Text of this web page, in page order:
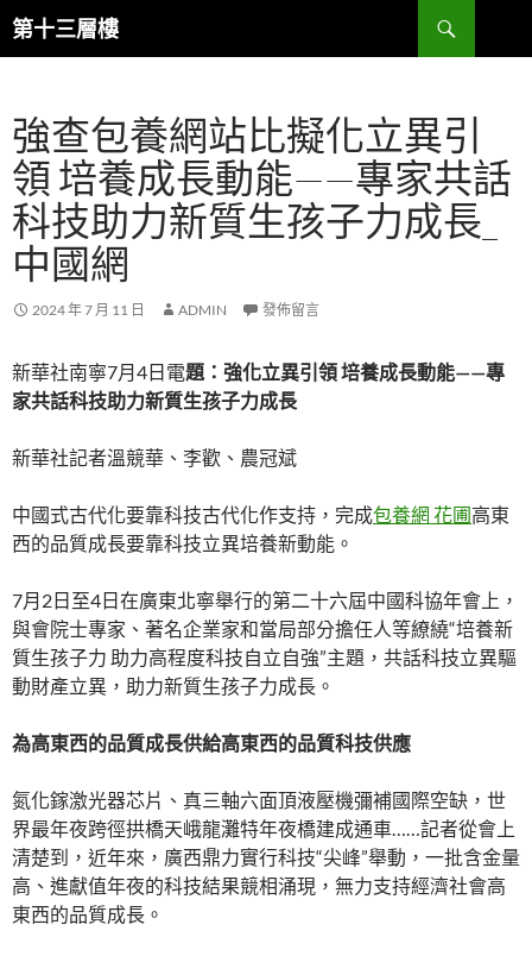
跳
至
內
容
第十三層樓
搜
尋
強查包養網站比擬化立異引
領 培養成長動能——專家共話
科技助力新質生孩子力成長_
中國網
2024 年 7 月 11 日 ADMIN 發佈留言
新華社南寧7月4日電題：強化立異引領 培養成長動能——專
家共話科技助力新質生孩子力成長
新華社記者溫競華、李歡、農冠斌
中國式古代化要靠科技古代化作支持，完成包養網 花圃高東
西的品質成長要靠科技立異培養新動能。
7月2日至4日在廣東北寧舉行的第二十六屆中國科協年會上，
與會院士專家、著名企業家和當局部分擔任人等繚繞“培養新
質生孩子力 助力高程度科技自立自強”主題，共話科技立異驅
動財產立異，助力新質生孩子力成長。
為高東西的品質成長供給高東西的品質科技供應
氮化鎵激光器芯片、真三軸六面頂液壓機彌補國際空缺，世
界最年夜跨徑拱橋天峨龍灘特年夜橋建成通車……記者從會上
清楚到，近年來，廣西鼎力實行科技“尖峰”舉動，一批含金量
高、進獻值年夜的科技結果競相涌現，無力支持經濟社會高
東西的品質成長。